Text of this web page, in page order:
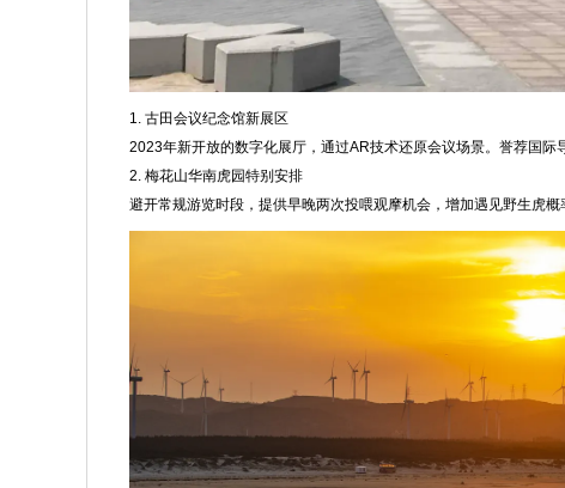
1. 古田会议纪念馆新展区
2023年新开放的数字化展厅，通过AR技术还原会议场景。誉荐国际
2. 梅花山华南虎园特别安排
避开常规游览时段，提供早晚两次投喂观摩机会，增加遇见野生虎